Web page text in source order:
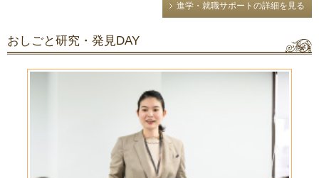
進学・就職サポートの詳細を見る
おしごと研究・発見DAY